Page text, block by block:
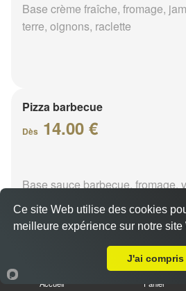
Base crème fraîche, fromage,
terre, oignons, raclette
Pizza barbecue
Dès 14.00 €
Base sauce barbecue, fromage,
poivrons, chorizo
Pizza cannibale
Accueil Panier
Ce site Web utilise des cookies
meilleure expérience sur notre site
J'ai compris